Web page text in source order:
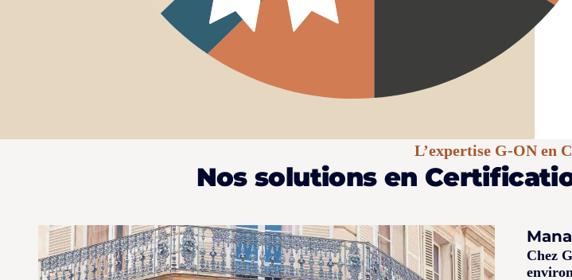
L’expertise G-ON en
Nos solutions en
Chez